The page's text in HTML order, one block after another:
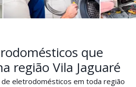
que
região Vila Jaguaré
eletrodomésticos em toda região